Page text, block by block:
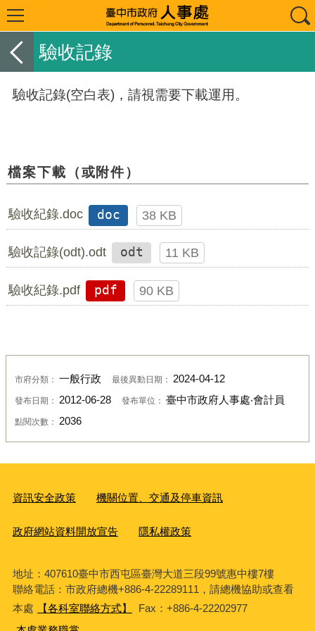
驗收記錄
驗收記錄(空白表)，請視需要下載運用。
檔案下載（或附件）
驗收紀錄.doc doc 38 KB
驗收記錄(odt).odt odt 11 KB
驗收紀錄.pdf pdf 90 KB
市府分類： 一般行政 最後異動日期： 2024-04-12
發布日期： 2012-06-28 發布單位： 臺中市政府人事處‧會計員
點閱次數： 2036
資訊安全政策 機關位置、交通及停車資訊
政府網站資料開放宣告 隱私權政策
地址：407610臺中市西屯區臺灣大道三段99號惠中樓7樓
聯絡電話：市政府總機+886-4-22289111，請總機協助或查看
本處
【各科室聯絡方式】
Fax：+886-4-22202977